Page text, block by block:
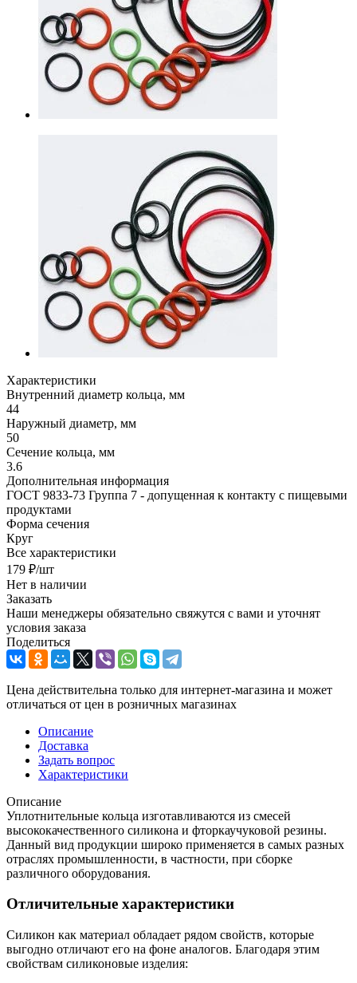
Характеристики
Внутренний диаметр кольца, мм
44
Наружный диаметр, мм
50
Сечение кольца, мм
3.6
Дополнительная информация
ГОСТ 9833-73 Группа 7 - допущенная к контакту с пищевыми
продуктами
Форма сечения
Круг
Все характеристики
179 ₽/шт
Нет в наличии
Заказать
Наши менеджеры обязательно свяжутся с вами и уточнят
условия заказа
Поделиться
Цена действительна только для интернет-магазина и может
отличаться от цен в розничных магазинах
Описание
Доставка
Задать вопрос
Характеристики
Описание
Уплотнительные кольца изготавливаются из смесей
высококачественного силикона и фторкаучуковой резины.
Данный вид продукции широко применяется в самых разных
отраслях промышленности, в частности, при сборке
различного оборудования.
Отличительные характеристики
Силикон как материал обладает рядом свойств, которые
выгодно отличают его на фоне аналогов. Благодаря этим
свойствам силиконовые изделия: